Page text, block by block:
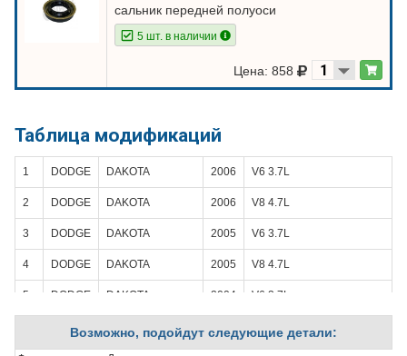
сальник передней полуоси
5 шт. в наличии
Цена: 858
Таблица модификаций
1 DODGE DAKOTA 2006 V6 3.7L
2 DODGE DAKOTA 2006 V8 4.7L
3 DODGE DAKOTA 2005 V6 3.7L
4 DODGE DAKOTA 2005 V8 4.7L
5 DODGE DAKOTA 2004 V6 3.7L
DODGEВозможно, подойдут следующие детали: